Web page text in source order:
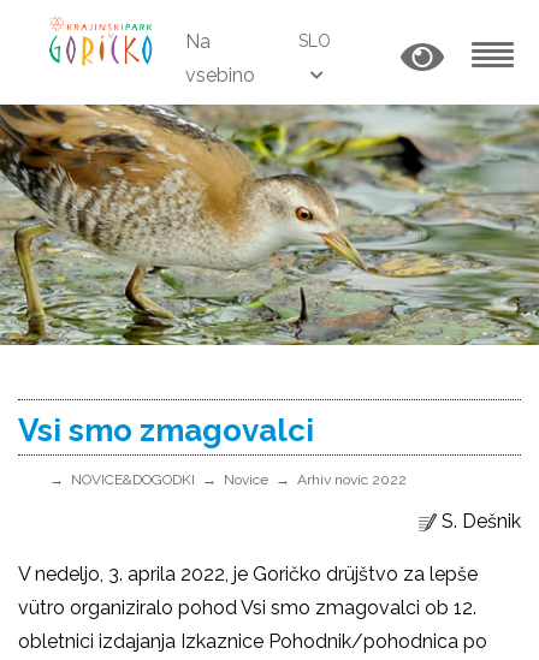
Na
vsebino
SLO
Vsi smo zmagovalci
NOVICE&DOGODKI Novice Arhiv novic 2022
S. Dešnik
V nedeljo, 3. aprila 2022, je Goričko drüjštvo za lepše
vütro organiziralo pohod Vsi smo zmagovalci ob 12.
obletnici izdajanja Izkaznice Pohodnik/pohodnica po